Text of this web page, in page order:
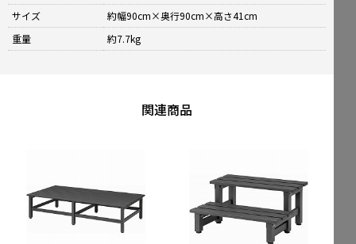
サイズ
約幅90cm×奥行90cm×高さ41cm
重量
約7.7kg
関連商品